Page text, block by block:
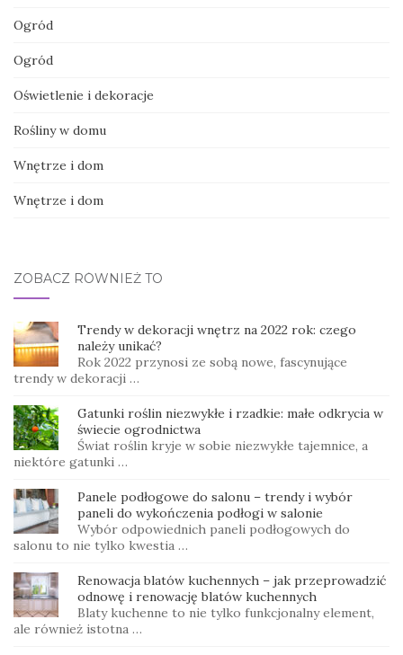
Ogród
Ogród
Oświetlenie i dekoracje
Rośliny w domu
Wnętrze i dom
Wnętrze i dom
ZOBACZ RÓWNIEŻ TO
Trendy w dekoracji wnętrz na 2022 rok: czego
należy unikać?
Rok 2022 przynosi ze sobą nowe, fascynujące
trendy w dekoracji …
Gatunki roślin niezwykłe i rzadkie: małe odkrycia w
świecie ogrodnictwa
Świat roślin kryje w sobie niezwykłe tajemnice, a
niektóre gatunki …
Panele podłogowe do salonu – trendy i wybór
paneli do wykończenia podłogi w salonie
Wybór odpowiednich paneli podłogowych do
salonu to nie tylko kwestia …
Renowacja blatów kuchennych – jak przeprowadzić
odnowę i renowację blatów kuchennych
Blaty kuchenne to nie tylko funkcjonalny element,
ale również istotna …